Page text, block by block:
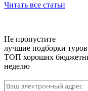
Читать все статьи
Не пропустите
лучшие подборки
ТОП хороших
неделю